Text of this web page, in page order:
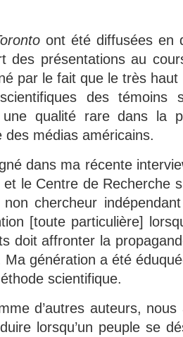
ont été diffusées en
des présentations au
par le fait que le très haut
des témoins
une qualité rare dans la
médias américains.
dans ma récente
le Centre de Recherche
chercheur
[toute particulière]
doit affronter la
génération a été
scientifique.
d’autres auteurs,
lorsqu’un peuple se